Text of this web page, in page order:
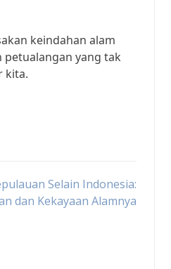
keindahan alam
petualangan yang tak
kita.
Selain Indonesia:
dan Kekayaan Alamnya